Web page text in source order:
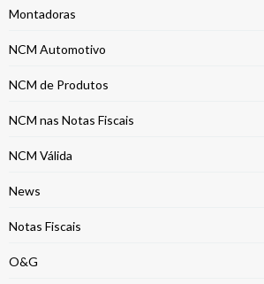
Montadoras
NCM Automotivo
NCM de Produtos
NCM nas Notas Fiscais
NCM Válida
News
Notas Fiscais
O&G